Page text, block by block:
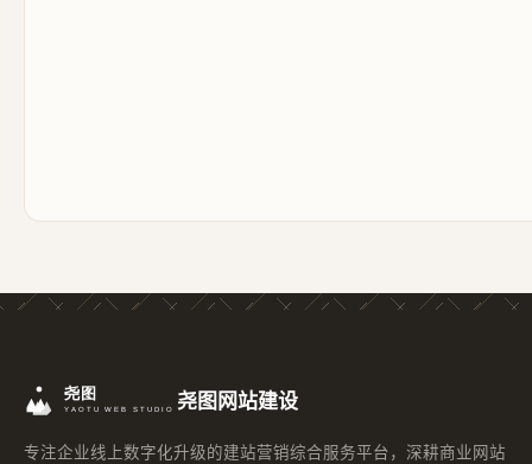
尧图网站建设
专注企业线上数字化升级的建站营销综合服务平台，深耕商业网站